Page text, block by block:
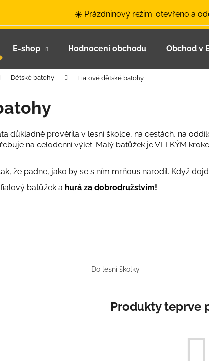
☀️ Prázdninový režim: otevřeno a
E-shop Hodnocení obchodu Obchod v
Dětské batohy Fialové dětské batohy
důkladně prověřila v lesní školce, na cestách, na
na celodenní výlet. Malý batůžek je VELKÝM
že padne, jako by se s ním mrňous narodil. Když
batůžek a hurá za dobrodružstvím!
Do lesní školky
Produkty teprve
Co potřebujete
Doporučujeme